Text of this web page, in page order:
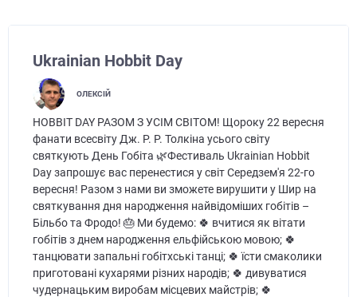
Ukrainian Hobbit Day
ОЛЕКСІЙ
HOBBIT DAY РАЗОМ З УСІМ СВІТОМ! Щороку 22 вересня
фанати всесвіту Дж. Р. Р. Толкіна усього світу
святкують День Гобіта 🌿Фестиваль Ukrainian Hobbit
Day запрошує вас перенестися у світ Середзем'я 22-го
вересня! Разом з нами ви зможете вирушити у Шир на
святкування дня народження найвідоміших гобітів –
Більбо та Фродо! 🎂 Ми будемо: 🍀 вчитися як вітати
гобітів з днем народження ельфійською мовою; 🍀
танцювати запальні гобітхські танці; 🍀 їсти смаколики
приготовані кухарями різних народів; 🍀 дивуватися
чудернацьким виробам місцевих майстрів; 🍀